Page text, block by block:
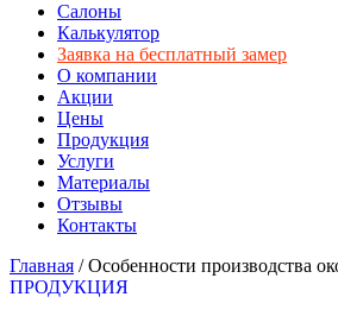
Салоны
Калькулятор
Заявка на бесплатный замер
О компании
Акции
Цены
Продукция
Услуги
Материалы
Отзывы
Контакты
Главная /Особенности производства
ПРОДУКЦИЯ